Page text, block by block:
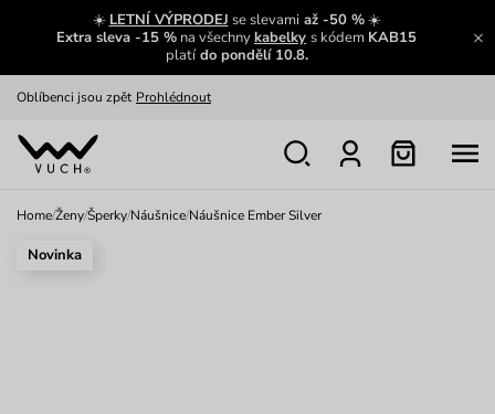
☀️ LETNÍ VÝPRODEJ se slevamiaž -50 %☀️
Extra sleva -15 % na všechnykabelky s kódem KAB15
platído pondělí 10.8.
Zajímavosti ze světa Vuch:
Zobrazit
Oblíbenci jsou zpět Prohlédnout
Nech se inspirovat
Home/Ženy/Šperky/Náušnice/Náušnice Ember Silver
Novinka